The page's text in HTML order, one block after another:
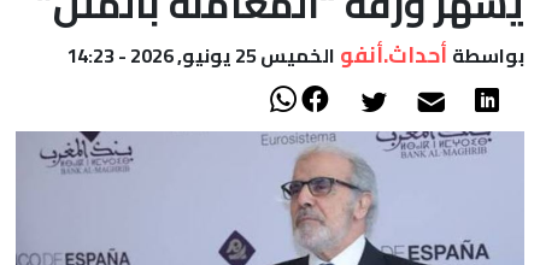
بواسطة أحداث.أنفو الخميس 25 يونيو, 2026 - 14:23